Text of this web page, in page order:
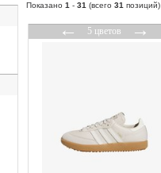
Показано 1 - 31 (всего 31 позиций)
←5 цветов→